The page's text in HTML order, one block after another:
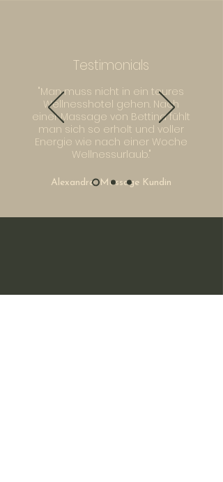
Testimonials
"Man muss nicht in ein teures
Wellnesshotel gehen. Nach
einer Massage von Bettina fühlt
man sich so erholt und voller
Energie wie nach einer Woche
Wellnessurlaub."
Alexandra, Massage Kundin